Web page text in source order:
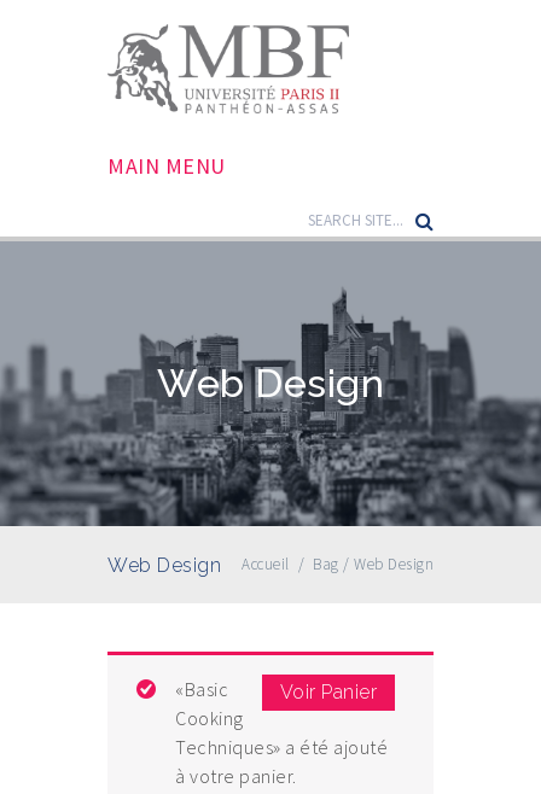
MAIN MENU
Web Design
Web Design Accueil / Bag / Web Design
Voir Panier
«Basic
Cooking
Techniques» a été ajouté
à votre panier.